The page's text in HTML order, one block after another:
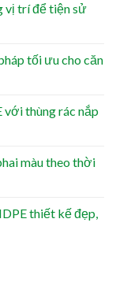
vị trí để tiện sử
tối ưu cho căn
với thùng rác nắp
màu theo thời
thiết kế đẹp,